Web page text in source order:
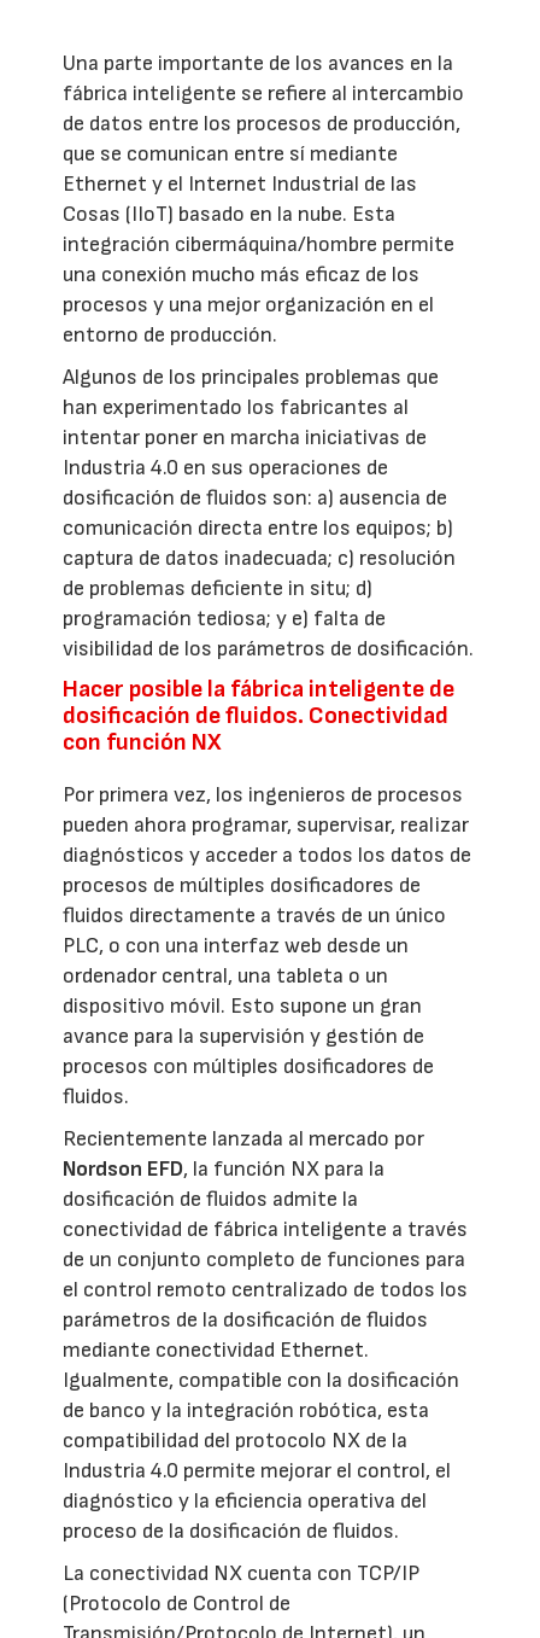
Una parte importante de los avances en la
fábrica inteligente se refiere al intercambio
de datos entre los procesos de producción,
que se comunican entre sí mediante
Ethernet y el Internet Industrial de las
Cosas (IIoT) basado en la nube. Esta
integración cibermáquina/hombre permite
una conexión mucho más eficaz de los
procesos y una mejor organización en el
entorno de producción.
Algunos de los principales problemas que
han experimentado los fabricantes al
intentar poner en marcha iniciativas de
Industria 4.0 en sus operaciones de
dosificación de fluidos son: a) ausencia de
comunicación directa entre los equipos; b)
captura de datos inadecuada; c) resolución
de problemas deficiente in situ; d)
programación tediosa; y e) falta de
visibilidad de los parámetros de dosificación.
Hacer posible la fábrica inteligente de
dosificación de fluidos. Conectividad
con función NX
Por primera vez, los ingenieros de procesos
pueden ahora programar, supervisar, realizar
diagnósticos y acceder a todos los datos de
procesos de múltiples dosificadores de
fluidos directamente a través de un único
PLC, o con una interfaz web desde un
ordenador central, una tableta o un
dispositivo móvil. Esto supone un gran
avance para la supervisión y gestión de
procesos con múltiples dosificadores de
fluidos.
Recientemente lanzada al mercado por
Nordson EFD, la función NX para la
dosificación de fluidos admite la
conectividad de fábrica inteligente a través
de un conjunto completo de funciones para
el control remoto centralizado de todos los
parámetros de la dosificación de fluidos
mediante conectividad Ethernet.
Igualmente, compatible con la dosificación
de banco y la integración robótica, esta
compatibilidad del protocolo NX de la
Industria 4.0 permite mejorar el control, el
diagnóstico y la eficiencia operativa del
proceso de la dosificación de fluidos.
La conectividad NX cuenta con TCP/IP
(Protocolo de Control de